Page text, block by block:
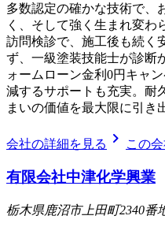
多数認定の確かな技術で、
く、そして強く生まれ変わ
訪問検診で、施工後も続く
ず、一級塗装技能士が診断
ォームローン金利0円キャ
減するサポートも充実。耐
まいの価値を最大限に引き
会社の詳細を見る chevron_right この
有限会社中津化学興業
栃木県鹿沼市上田町2340番